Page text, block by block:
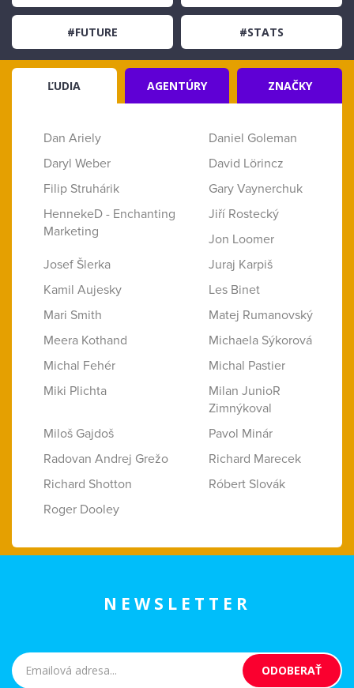
#FUTURE #STATS
ĽUDIA AGENTÚRY ZNAČKY
Dan Ariely
Daniel Goleman
Daryl Weber
David Lörincz
Filip Struhárik
Gary Vaynerchuk
HennekeD - Enchanting
Marketing
Jiří Rostecký
Jon Loomer
Josef Šlerka
Juraj Karpiš
Kamil Aujesky
Les Binet
Mari Smith
Matej Rumanovský
Meera Kothand
Michaela Sýkorová
Michal Fehér
Michal Pastier
Miki Plichta
Milan JunioR
Zimnýkoval
Miloš Gajdoš
Pavol Minár
Radovan Andrej Grežo
Richard Marecek
Richard Shotton
Róbert Slovák
Roger Dooley
NEWSLETTER